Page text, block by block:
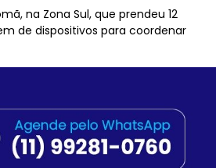
na Zona Sul, que prendeu 12
de dispositivos para coordenar